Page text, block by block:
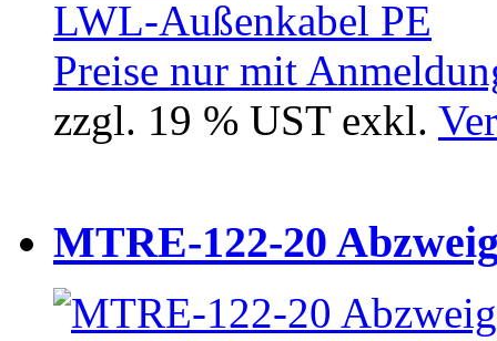
Preise nur mit
zzgl. 19 % UST exkl.
MTRE-122-20